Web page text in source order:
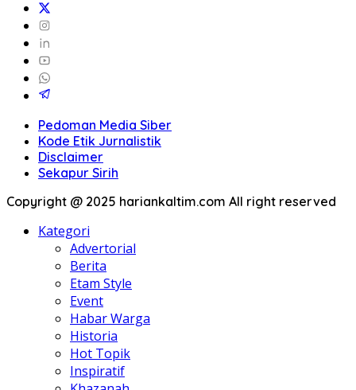
Pedoman Media Siber
Kode Etik Jurnalistik
Disclaimer
Sekapur Sirih
Copyright @ 2025 hariankaltim.com All right reserved
Kategori
Advertorial
Berita
Etam Style
Event
Habar Warga
Historia
Hot Topik
Inspiratif